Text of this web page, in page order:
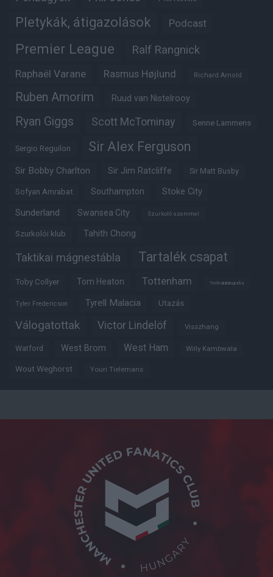
Pletykák, átigazolások Podcast
Premier League Ralf Rangnick
Raphaël Varane Rasmus Højlund Richard Arnold
Ruben Amorim Ruud van Nistelrooy
Ryan Giggs Scott McTominay Senne Lammens
Sergio Reguilon Sir Alex Ferguson
Sir Bobby Charlton Sir Jim Ratcliffe Sir Matt Busby
Sofyan Amrabat Southampton Stoke City
Sunderland Swansea City Szurkoló szemmel
Szurkolói klub Tahith Chong
Taktikai mágnestábla Tartalék csapat
Toby Collyer Tom Heaton Tottenham Trófeabibliográfia
Tyler Fredericson Tyrell Malacia Utazás
Válogatottak Victor Lindelöf Visszhang
Watford West Brom West Ham Willy Kambwala
Wout Weghorst Youri Tielemans